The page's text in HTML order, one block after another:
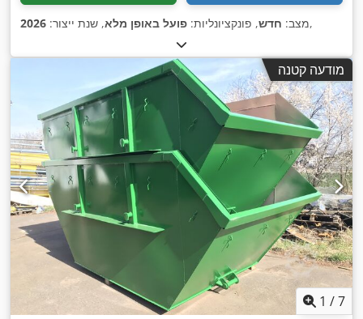
מצב: חדש, פונקציונליות: פועל באופן מלא, שנת ייצור: 2026 ,
מודעה קטנה
1 /7